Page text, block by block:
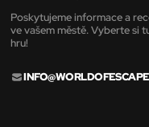
Poskytujeme informace a
ve vašem městě. Vyberte si
hru!